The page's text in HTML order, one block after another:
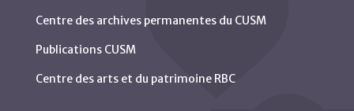
Centre des archives permanentes du CUSM
Publications CUSM
Centre des arts et du patrimoine RBC